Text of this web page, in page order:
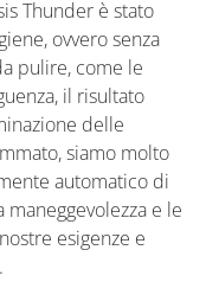
Thunder è stato
ovvero senza
pulire, come le
il risultato
delle
siamo molto
automatico di
e le
esigenze e